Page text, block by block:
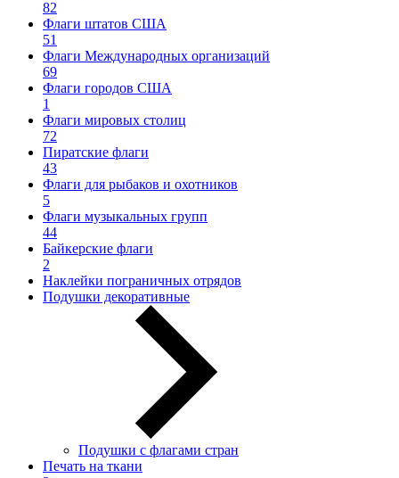
82
Флаги штатов США
51
Флаги Международных организаций
69
Флаги городов США
1
Флаги мировых столиц
72
Пиратские флаги
43
Флаги для рыбаков и охотников
5
Флаги музыкальных групп
44
Байкерские флаги
2
Наклейки пограничных отрядов
Подушки декоративные
Подушки с флагами стран
Печать на ткани